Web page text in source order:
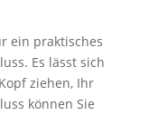
ein praktisches
Es lässt sich
ziehen, Ihr
können Sie